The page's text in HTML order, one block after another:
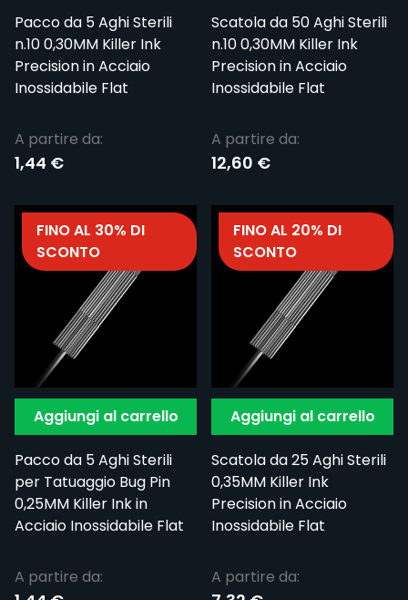
Pacco da 5 Aghi Sterili
n.10 0,30MM Killer Ink
Precision in Acciaio
Inossidabile Flat
A partire da:
1,44 €
Scatola da 50 Aghi Sterili
n.10 0,30MM Killer Ink
Precision in Acciaio
Inossidabile Flat
A partire da:
12,60 €
Aggiungi al carrello
Pacco da 5 Aghi Sterili
per Tatuaggio Bug Pin
0,25MM Killer Ink in
Acciaio Inossidabile Flat
FINO AL 30% DI
SCONTO
A partire da:
Aggiungi al carrello
Scatola da 25 Aghi Sterili
0,35MM Killer Ink
Precision in Acciaio
Inossidabile Flat
FINO AL 20% DI
SCONTO
A partire da: